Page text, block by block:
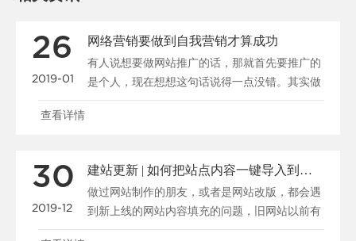
26
2019-01
网络营销要做到自我营销才算成功
有人说想要做网站推广的话，那就首先要推广的
是个人，现在想想这句话说得一点没错。其实做
公司又何曾不是在......
查看详情
30
2019-12
建站更新 | 如何把站点内容一键导入到新系统
做过网站制作的朋友，或者是网站改版，都会遇
到新上线的网站内容填充的问题，旧网站以前有
很多资料，我们怎......